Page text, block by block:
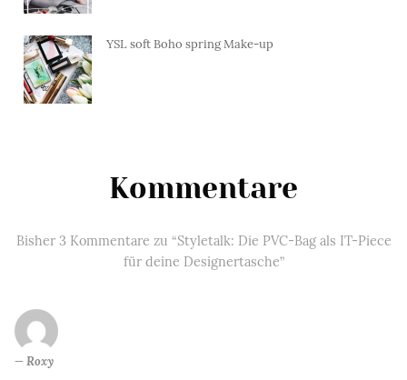
YSL soft Boho spring Make-up
Kommentare
Bisher 3 Kommentare zu “Styletalk: Die PVC-Bag als IT-Piece
für deine Designertasche”
Roxy